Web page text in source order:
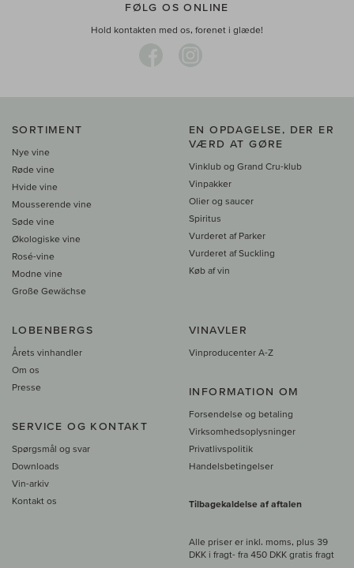
FØLG OS ONLINE
Hold kontakten med os, forenet i glæde!
SORTIMENT
Nye vine
Røde vine
Hvide vine
Mousserende vine
Søde vine
Økologiske vine
Rosé-vine
Modne vine
Große Gewächse
EN OPDAGELSE, DER ER
VÆRD AT GØRE
Vinklub og Grand Cru-klub
Vinpakker
Olier og saucer
Spiritus
Vurderet af Parker
Vurderet af Suckling
Køb af vin
LOBENBERGS
Årets vinhandler
Om os
Presse
SERVICE OG KONTAKT
Spørgsmål og svar
Downloads
Vin-arkiv
Kontakt os
VINAVLER
Vinproducenter A-Z
INFORMATION OM
Forsendelse og betaling
Virksomhedsoplysninger
Privatlivspolitik
Handelsbetingelser
Tilbagekaldelse af aftalen
Alle priser er inkl. moms, plus 39
DKK i fragt- fra 450 DKK gratis fragt